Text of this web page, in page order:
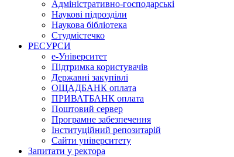
Адміністративно-господарські
Наукові підрозділи
Наукова бібліотека
Студмістечко
РЕСУРСИ
е-Університет
Підтримка користувачів
Державні закупівлі
ОЩАДБАНК оплата
ПРИВАТБАНК оплата
Поштовий сервер
Програмне забезпечення
Інституційний репозитарій
Сайти університету
Запитати у ректора